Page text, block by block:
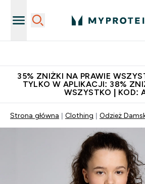
35% ZNIŻKI NA PRAWIE
TYLKO W APLIKACJI: 38%
WSZYSTKO | KOD:
Strona główna Clothing Odzież